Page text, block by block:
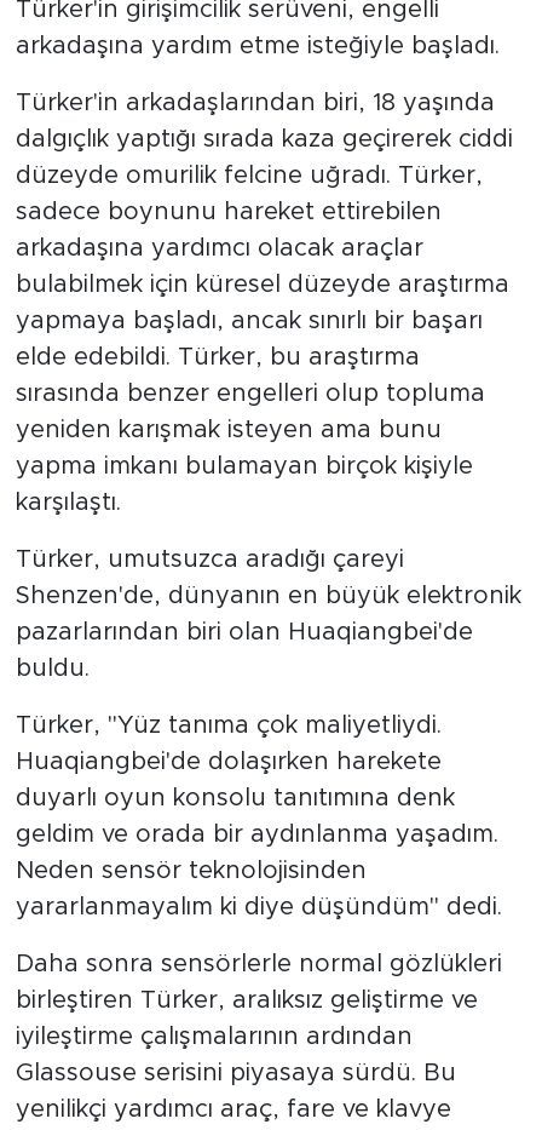
Türker'in girişimcilik serüveni, engelli
arkadaşına yardım etme isteğiyle başladı.
Türker'in arkadaşlarından biri, 18 yaşında
dalgıçlık yaptığı sırada kaza geçirerek ciddi
düzeyde omurilik felcine uğradı. Türker,
sadece boynunu hareket ettirebilen
arkadaşına yardımcı olacak araçlar
bulabilmek için küresel düzeyde araştırma
yapmaya başladı, ancak sınırlı bir başarı
elde edebildi. Türker, bu araştırma
sırasında benzer engelleri olup topluma
yeniden karışmak isteyen ama bunu
yapma imkanı bulamayan birçok kişiyle
karşılaştı.
Türker, umutsuzca aradığı çareyi
Shenzen'de, dünyanın en büyük elektronik
pazarlarından biri olan Huaqiangbei'de
buldu.
Türker, "Yüz tanıma çok maliyetliydi.
Huaqiangbei'de dolaşırken harekete
duyarlı oyun konsolu tanıtımına denk
geldim ve orada bir aydınlanma yaşadım.
Neden sensör teknolojisinden
yararlanmayalım ki diye düşündüm" dedi.
Daha sonra sensörlerle normal gözlükleri
birleştiren Türker, aralıksız geliştirme ve
iyileştirme çalışmalarının ardından
Glassouse serisini piyasaya sürdü. Bu
yenilikçi yardımcı araç, fare ve klavye